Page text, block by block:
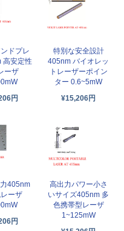
ドプレ
高安定性
ーザ
円
特別な安全設計
405nm バイオレッ
トレーザーポイン
ター 0.6~5mW
¥15,206円
405nm
ーザ
円
高出力パワー小さ
いサイズ405nm 多
色携帯型レーザ
1~125mW